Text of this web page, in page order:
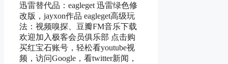
迅雷替代品：eagleget 迅雷绿色修
改版，jayxon作品 eagleget高级玩
法：视频嗅探、豆瓣FM音乐下载
欢迎加入极客会员俱乐部 点击购
买红宝石账号，轻松看youtube视
频，访问Google，看twitter新闻，